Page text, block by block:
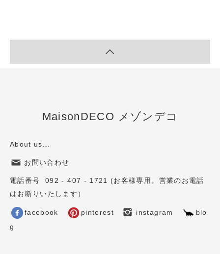
MaisonDECO メゾンデコ
About us...
お問い合わせ
電話番号 092 - 407 - 1721 (お客様専用。営業のお電話
はお断りいたします）
facebook pinterest instagram
blo
g